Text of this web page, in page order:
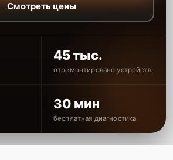
Смотреть цены
45 тыс.
отремонтировано устройств
30 мин
бесплатная диагностика